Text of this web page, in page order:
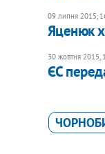
09 липня 2015,
Яценюк
30 жовтня 2015,
ЄС